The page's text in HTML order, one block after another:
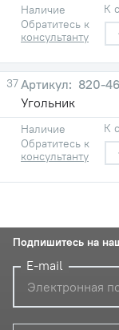
Наличие
Обратитесь к
консультанту
К
37
820-
Угольник
Наличие
Обратитесь к
консультанту
К
Подпишитесь на
E-mail